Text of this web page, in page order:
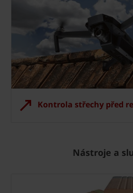
Kontrola střechy před
Nástroje a